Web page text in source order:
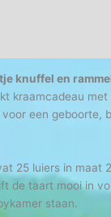
knuffel en
kraamcadeau
een geboorte,
25 luiers in maat
de taart mooi in
staan.